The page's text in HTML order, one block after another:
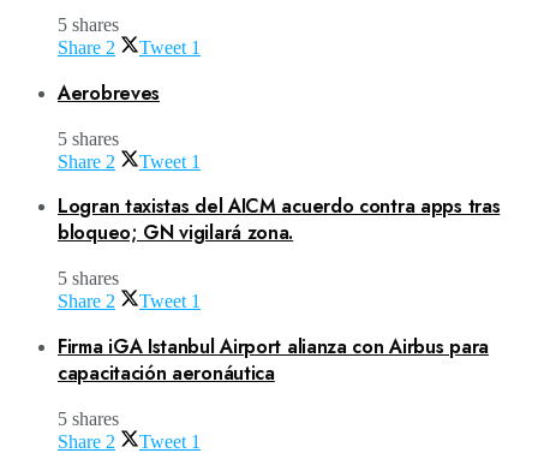
5 shares
Share 2 Tweet 1
Aerobreves
5 shares
Share 2 Tweet 1
Logran taxistas del AICM acuerdo contra apps tras
bloqueo; GN vigilará zona.
5 shares
Share 2 Tweet 1
Firma iGA Istanbul Airport alianza con Airbus para
capacitación aeronáutica
5 shares
Share 2 Tweet 1